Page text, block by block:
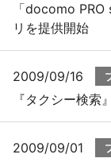
「docomo
リを提供開始
2009/09/16
『タクシー検索
2009/09/01